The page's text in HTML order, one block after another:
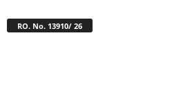
RO. No. 13910/ 26